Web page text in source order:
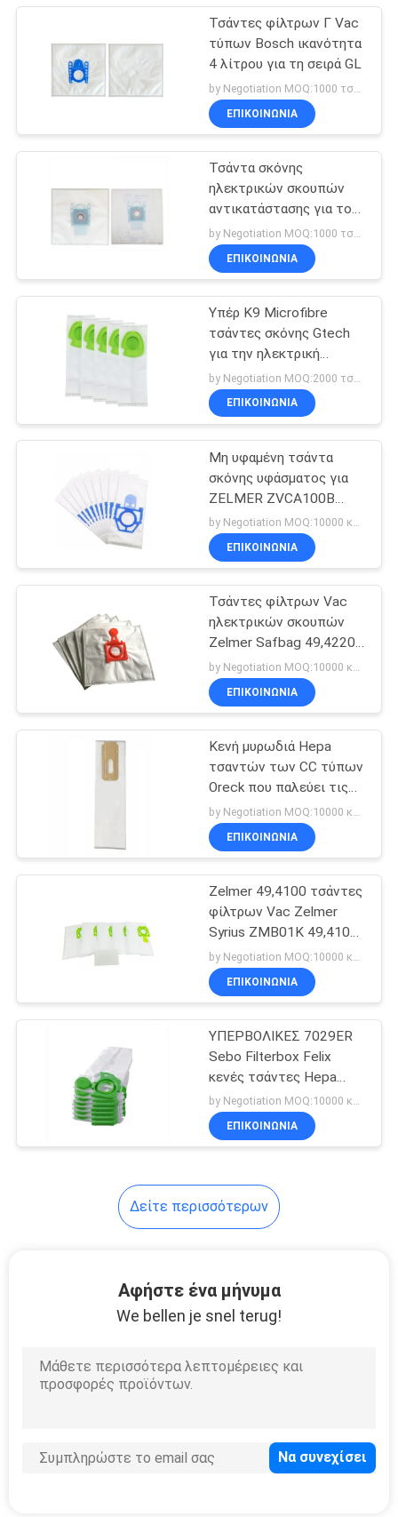
Αναψυκτικό αέρα
ηλεκτρικών
σκουπών
Φίλτρο σκόνης
ηλεκτρικών
σκουπών
Μηχανές
ηλεκτρικών
σκουπών
Φίλτρο Hepa
ηλεκτρικών
σκουπών
Συνδέσεις
ηλεκτρικών
σκουπών
μίας χρήσης
bouffant ΚΑΠ
10
παντόφλες
Μίας χρήσης ρόλος
κάλυψης
αλλαγής σκόνης
Τσάντες φίλτρων Γ Vac
τύπων Bosch ικανότητα
4 λίτρου για τη σειρά GL
ΕΠΙΚΟΙΝΩΝΊΑ
Τσάντα σκόνης
ηλεκτρικών σκουπών
αντικατάστασης για τον
τύπο Γ GXXL GXL
MegaAir SuperTex
BBZ41FGXXL Bosch
ΕΠΙΚΟΙΝΩΝΊΑ
Υπέρ K9 Microfibre
τσάντες σκόνης Gtech
για την ηλεκτρική
σκούπα ATF3 Gtech
ATF038/ATF039
ΕΠΙΚΟΙΝΩΝΊΑ
Μη υφαμένη τσάντα
σκόνης υφάσματος για
ZELMER ZVCA100B
49,4000 Aquawelt 919,0
O6A0
by Negotiation MOQ:10000 κομμάτι/κομμάτια
ΕΠΙΚΟΙΝΩΝΊΑ
Τσάντες φίλτρων Vac
ηλεκτρικών σκουπών
Zelmer Safbag 49,4220
τέλεια τσάντα 49,4200by Negotiation MOQ:10000 κομμάτι/κομμάτια
ΕΠΙΚΟΙΝΩΝΊΑ
Κενή μυρωδιά Hepa
τσαντών των CC τύπων
Oreck που παλεύει τις
όρθιες τσάντες
ΕΠΙΚΟΙΝΩΝΊΑ
Zelmer 49,4100 τσάντες
φίλτρων Vac Zelmer
Syrius ZMB01K 49,4100
01228 01584
ΕΠΙΚΟΙΝΩΝΊΑ
ΥΠΕΡΒΟΛΙΚΕΣ 7029ER
Sebo Filterbox Felix
κενές τσάντες Hepa
υφασμάτων μίας χρήσηςby Negotiation MOQ:10000 κομμάτι/κομμάτια
ΕΠΙΚΟΙΝΩΝΊΑ
Δείτε περισσότερων
Αφήστε ένα μήνυμα
We bellen je snel terug!